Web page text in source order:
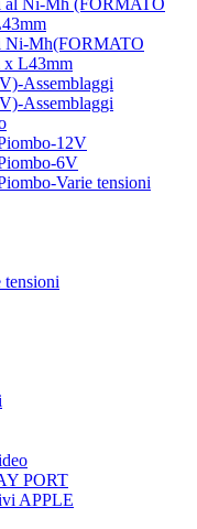
Ni-Mh(FORMATO
x L43mm
Assemblaggi
Assemblaggi
12V
6V
Varie tensioni
PORT
APPLE